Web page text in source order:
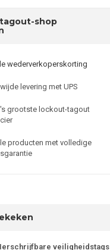
shop
wederverkoperskorting
levering met UPS
grootste lockout-tagout
producten met volledige
veiligheidstags